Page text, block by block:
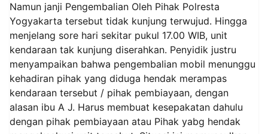
Namun janji Pengembalian Oleh Pihak Polresta
Yogyakarta tersebut tidak kunjung terwujud. Hingga
menjelang sore hari sekitar pukul 17.00 WIB, unit
kendaraan tak kunjung diserahkan. Penyidik justru
menyampaikan bahwa pengembalian mobil menunggu
kehadiran pihak yang diduga hendak merampas
kendaraan tersebut / pihak pembiayaan, dengan
alasan ibu A J. Harus membuat kesepakatan dahulu
dengan pihak pembiayaan atau Pihak yabg hendak